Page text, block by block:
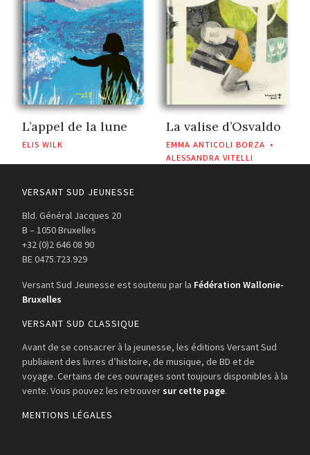
L’appel de la lune
ELIS WILK
La valise d’Osvaldo
EMMA ANTICOLI BORZA •
ALESSANDRA VITELLI
VERSANT SUD JEUNESSE
Bld. Général Jacques 20
B – 1050 Bruxelles
+32 (0)2 646 08 90
BE 0475.723.929
Versant Sud Jeunesse est soutenu par la Fédération Wallonie-
Bruxelles
VERSANT SUD CLASSIQUE
Avant de se consacrer à la jeunesse, les éditions Versant Sud
publiaient des livres d’histoire, de musique, de BD et de
voyage. Certains de ces ouvrages sont toujours disponibles à la
vente. Vous pouvez les retrouver sur cette page.
MENTIONS LÉGALES